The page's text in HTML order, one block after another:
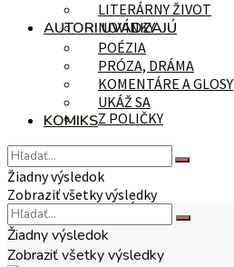
NOVINKY
Z POLIČKY
NA TÉMU
LITERÁRNY ŽIVOT
AUTORI UVÁDZAJÚ
POÉZIA
PRÓZA, DRÁMA
KOMENTÁRE A GLOSY
UKÁŽ SA
KOMIKS
Žiadny výsledok
Zobraziť všetky výsledky
Žiadny výsledok
Zobraziť všetky výsledky